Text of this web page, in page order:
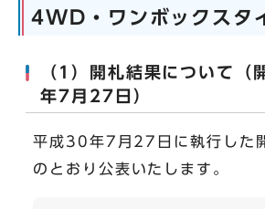
4WD・ワンボックスタ
（1）開札結果について
年7月27日）
平成30年7月27日に執行した
のとおり公表いたします。